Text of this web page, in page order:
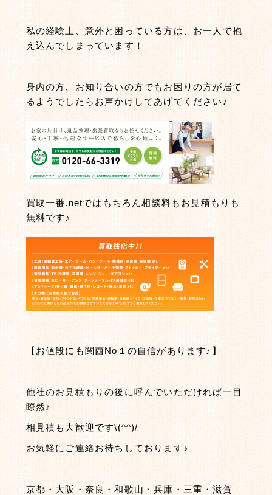
私の経験上、意外と困っている方は、お一人で抱
え込んでしまっています！
身内の方、お知り合いの方でもお困りの方が居て
るようでしたらお声かけしてあげてください♪
買取一番.netではもちろん相談料もお見積もりも
無料です♪
【お値段にも関西No１の自信があります♪】
他社のお見積もりの後に呼んでいただければ一目
瞭然♪
相見積も大歓迎です\(^^)/
お気軽にご連絡お待ちしております♪
京都・大阪・奈良・和歌山・兵庫・三重・滋賀